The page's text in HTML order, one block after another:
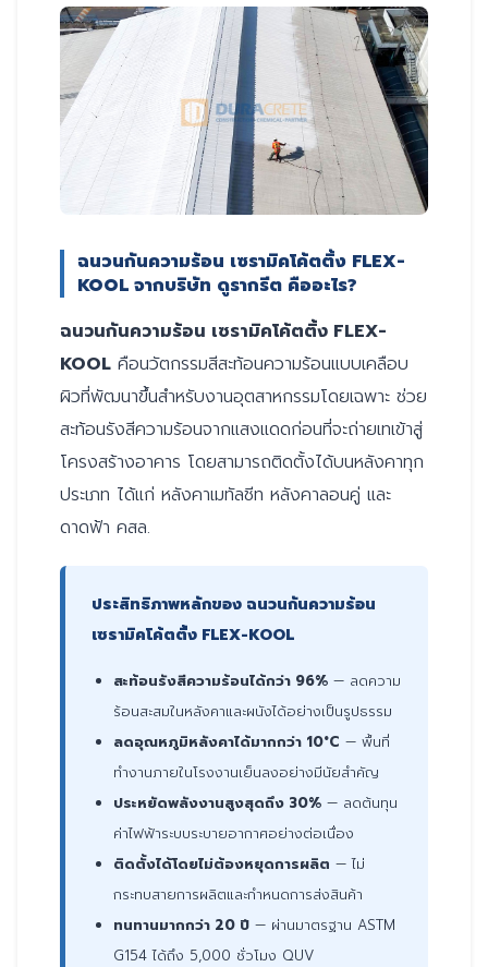
ฉนวนกันความร้อน เซรามิคโค้ตติ้ง FLEX-
KOOL จากบริษัท ดูรากรีต คืออะไร?
ฉนวนกันความร้อน เซรามิคโค้ตติ้ง FLEX-
KOOLคือนวัตกรรมสีสะท้อนความร้อนแบบเคลือบ
ผิวที่พัฒนาขึ้นสำหรับงานอุตสาหกรรมโดยเฉพาะ ช่วย
สะท้อนรังสีความร้อนจากแสงแดดก่อนที่จะถ่ายเทเข้าสู่
โครงสร้างอาคาร โดยสามารถติดตั้งได้บนหลังคาทุก
ประเภท ได้แก่ หลังคาเมทัลชีท หลังคาลอนคู่ และ
ดาดฟ้า คสล.
ประสิทธิภาพหลักของ ฉนวนกันความร้อน
เซรามิคโค้ตติ้ง FLEX-KOOL
สะท้อนรังสีความร้อนได้กว่า 96%— ลดความ
ร้อนสะสมในหลังคาและผนังได้อย่างเป็นรูปธรรม
ลดอุณหภูมิหลังคาได้มากกว่า 10°C — พื้นที่
ทำงานภายในโรงงานเย็นลงอย่างมีนัยสำคัญ
ประหยัดพลังงานสูงสุดถึง 30%— ลดต้นทุน
ค่าไฟฟ้าระบบระบายอากาศอย่างต่อเนื่อง
ติดตั้งได้โดยไม่ต้องหยุดการผลิต — ไม่
กระทบสายการผลิตและกำหนดการส่งสินค้า
ทนทานมากกว่า 20 ปี— ผ่านมาตรฐาน ASTM
G154 ได้ถึง 5,000 ชั่วโมง QUV